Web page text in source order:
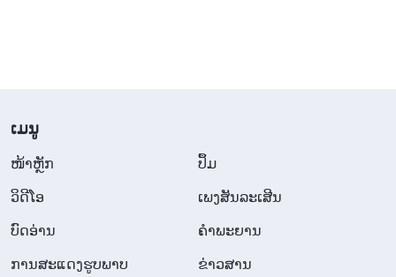
ໜຶ່ງດຽວ ແລະ ພຣະຜູ້ໄຖ່. ຄົນທີ່ຢູ່ພາຍໃນລັດທິຢູດາບໍ່
ສາມາດເຫັນໄດ້ໃນເວລານັ້ນ. ເຖິງແມ່ນວ່າພວກເຂົາຫຼາຍ
ຄົນຈະຮັບຮູ້ວ່າຫົນທາງຂອງອົງພຣະເຢຊູເຈົ້າມີລິດອຳນາດ
ແລະ ສິດອຳນາດ, ເພາະພຣະອົງບໍ່ໄດ້ຖືກເອີ້ນວ່າ
​ເມ​ນູ
​ໜ້າຫຼັກ
ປຶ້ມ
ວິ​ດີ​ໂອ
ເພງສັນລະເສີນ
ບົດອ່ານ
ຄຳພະຍານ
ການສະແດງຮູບພາບ
ຂ່າວສານ